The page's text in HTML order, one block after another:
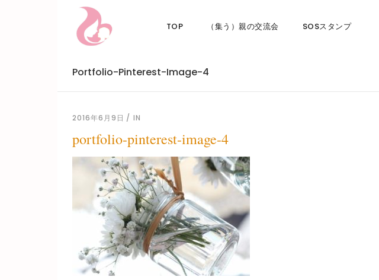
TOP （集う）親の交流会 SOSスタンプ
Portfolio-Pinterest-Image-4
2016年6月9日 IN
portfolio-pinterest-image-4